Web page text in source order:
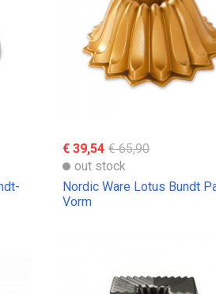
€ 39,54 € 65,90
out stock
Nordic Ware Lotus Bundt
Vorm